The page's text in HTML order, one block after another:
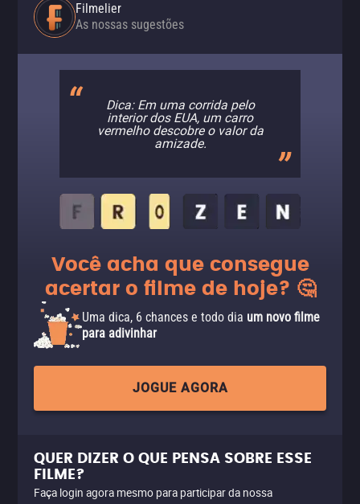
Filmelier
As nossas sugestões
Dica: Em uma corrida pelo
interior dos EUA, um carro
vermelho descobre o valor da
amizade.
Você acha que consegue
acertar o filme de hoje? 🤔
Uma dica, 6 chances e todo dia um novo filme
para adivinhar
JOGUE AGORA
QUER DIZER O QUE PENSA SOBRE ESSE
FILME?
Faça login agora mesmo para participar da nossa